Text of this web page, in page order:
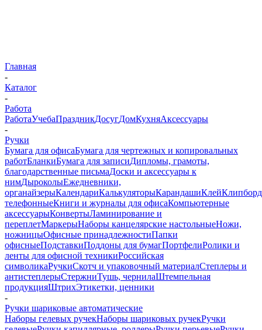
Главная
-
Каталог
-
Работа
РаботаУчебаПраздникДосугДомКухняАксессуары
-
Ручки
Бумага для офисаБумага для чертежных и копировальных
работБланкиБумага для записиДипломы, грамоты,
благодарственные письмаДоски и аксессуары к
нимДыроколыЕжедневники,
органайзерыКалендариКалькуляторыКарандашиКлей
телефонныеКниги и журналы для офисаКомпьютерные
аксессуарыКонвертыЛаминирование и
переплетМаркерыНаборы канцелярские настольныеНожи,
ножницыОфисные принадлежностиПапки
офисныеПодставкиПоддоны для бумагПортфелиРолики и
ленты для офисной техникиРоссийская
символикаРучкиСкотч и упаковочный материалСтеплеры и
антистеплерыСтержниТушь, чернилаШтемпельная
продукцияШтрихЭтикетки, ценники
-
Ручки шариковые автоматические
Наборы гелевых ручекНаборы шариковых ручекРучки